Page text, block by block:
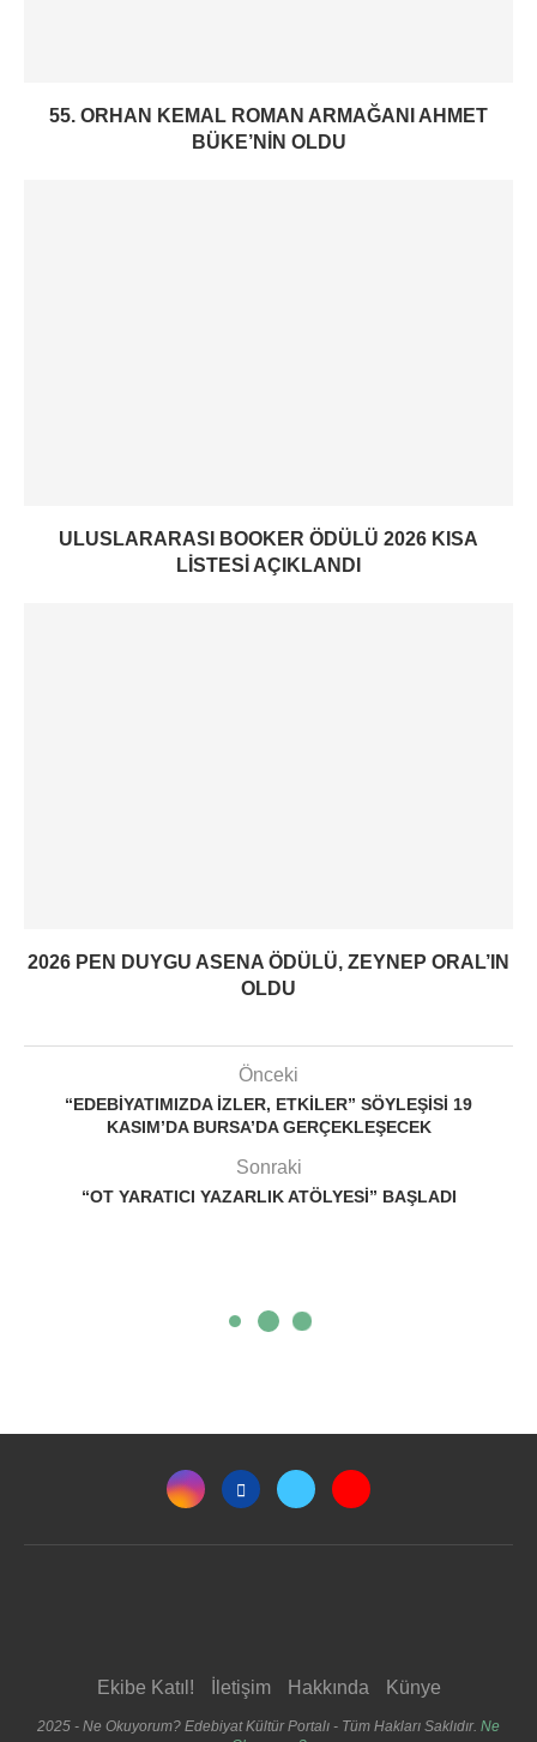
55. ORHAN KEMAL ROMAN ARMAĞANI AHMET
BÜKE’NIN OLDU
ULUSLARARASI BOOKER ÖDÜLÜ 2026 KISA
LISTESI AÇIKLANDI
2026 PEN DUYGU ASENA ÖDÜLÜ, ZEYNEP ORAL’IN
OLDU
Önceki
“EDEBIYATIMIZDA İZLER, ETKILER” SÖYLEŞISI 19
KASIM’DA BURSA’DA GERÇEKLEŞECEK
Sonraki
“OT YARATICI YAZARLIK ATÖLYESI” BAŞLADI
Ekibe Katıl! İletişim Hakkında Künye
2025 - Ne Okuyorum? Edebiyat Kültür Portalı - Tüm Hakları Saklıdır. Ne